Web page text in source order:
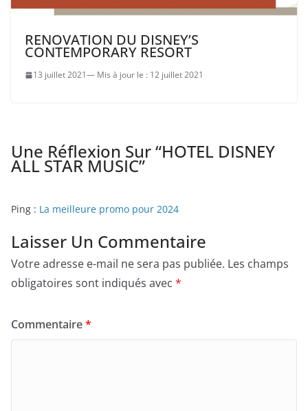
RENOVATION DU DISNEY’S
CONTEMPORARY RESORT
13 juillet 2021 12 juillet 2021
Une Réflexion Sur “HOTEL DISNEY
ALL STAR MUSIC”
Ping : La meilleure promo pour 2024
Laisser Un Commentaire
Votre adresse e-mail ne sera pas publiée. Les champs
obligatoires sont indiqués avec *
Commentaire*